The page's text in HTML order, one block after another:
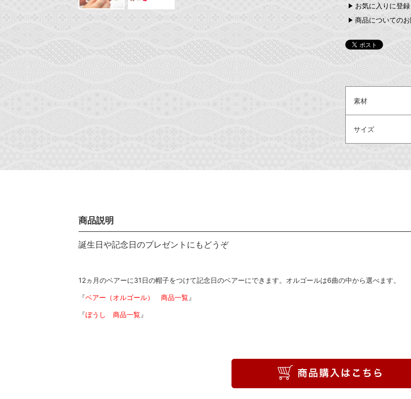
お気に入りに登録
商品についての
素材
サイズ
商品説明
誕生日や記念日のプレゼントにもどうぞ
12ヵ月のベアーに31日の帽子をつけて記念日のベアーにできます。オルゴールは6曲の中から選べます。
『ベアー（オルゴール） 商品一覧』
『ぼうし 商品一覧』